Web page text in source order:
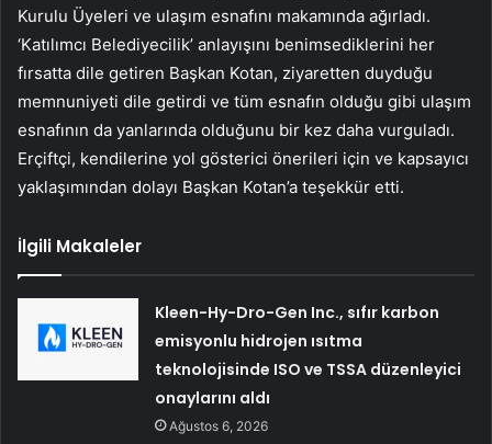
Kurulu Üyeleri ve ulaşım esnafını makamında ağırladı.
‘Katılımcı Belediyecilik’ anlayışını benimsediklerini her
fırsatta dile getiren Başkan Kotan, ziyaretten duyduğu
memnuniyeti dile getirdi ve tüm esnafın olduğu gibi ulaşım
esnafının da yanlarında olduğunu bir kez daha vurguladı.
Erçiftçi, kendilerine yol gösterici önerileri için ve kapsayıcı
yaklaşımından dolayı Başkan Kotan’a teşekkür etti.
İlgili Makaleler
Kleen-Hy-Dro-Gen Inc., sıfır karbon
emisyonlu hidrojen ısıtma
teknolojisinde ISO ve TSSA düzenleyici
onaylarını aldı
Ağustos 6, 2026